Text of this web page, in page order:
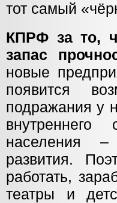
тот самый
КПРФ за то,
запас
новые
появится
подражания у
внутреннего
населения –
развития.
работать,
театры и